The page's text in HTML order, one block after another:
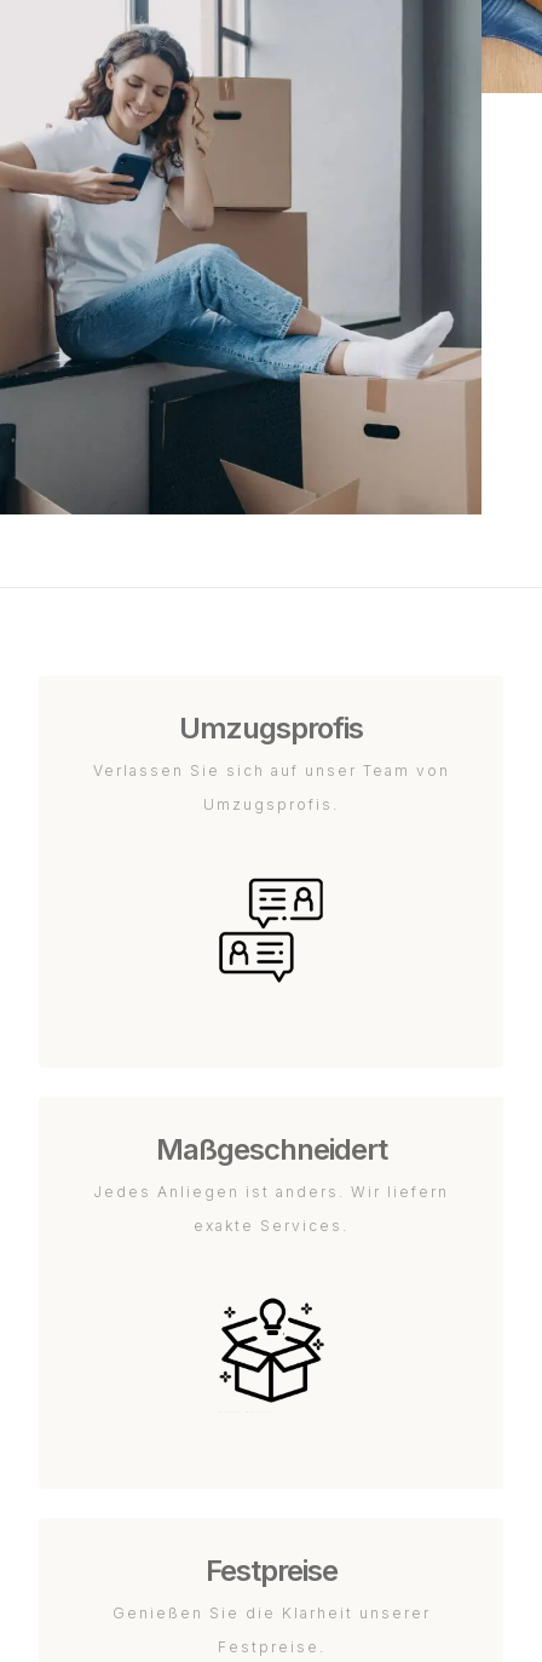
Umzugsprofis
Verlassen Sie sich auf unser Team von
Umzugsprofis.
Maßgeschneidert
Jedes Anliegen ist anders. Wir liefern
exakte Services.
Festpreise
Genießen Sie die Klarheit unserer
Festpreise.